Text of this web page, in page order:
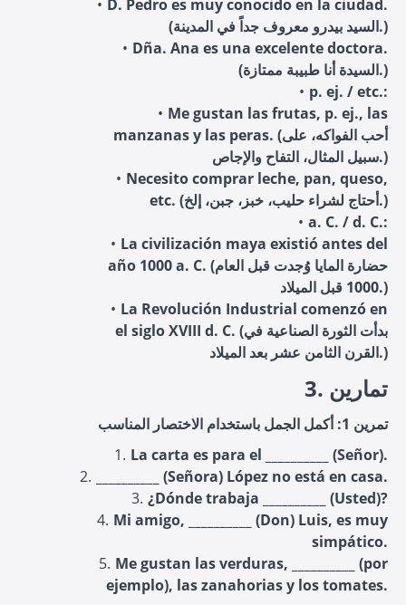
D. Pedro es muy conocido en la ciudad.
(السيد بيدرو معروف جداً في المدينة.)
Dña. Ana es una excelente doctora.
(السيدة أنا طبيبة ممتازة.)
p. ej. / etc.:
Me gustan las frutas, p. ej., las
manzanas y las peras. (أحب الفواكه، على
سبيل المثال، التفاح والإجاص.)
Necesito comprar leche, pan, queso,
etc. (أحتاج لشراء حليب، خبز، جبن، إلخ.)
a. C. / d. C.:
La civilización maya existió antes del
año 1000 a. C. (حضارة المايا وُجدت قبل العام
1000 قبل الميلاد.)
La Revolución Industrial comenzó en
el siglo XVIII d. C. (بدأت الثورة الصناعية في
القرن الثامن عشر بعد الميلاد.)
3. تمارين
تمرين 1: أكمل الجمل باستخدام الاختصار المناسب
La carta es para el __________ (Señor).
__________ (Señora) López no está en casa.
¿Dónde trabaja __________ (Usted)?
Mi amigo, __________ (Don) Luis, es muy
simpático.
Me gustan las verduras, __________ (por
ejemplo), las zanahorias y los tomates.